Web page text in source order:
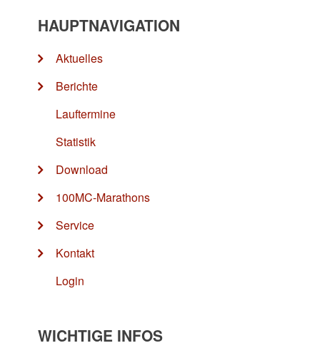
HAUPTNAVIGATION
Aktuelles
Berichte
Lauftermine
Statistik
Download
100MC-Marathons
Service
Kontakt
Login
WICHTIGE INFOS